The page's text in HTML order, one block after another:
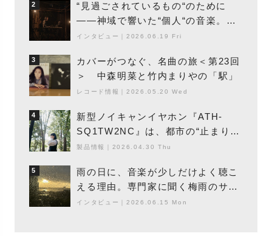
2
“見過ごされているもの“のために
――神域で響いた“個人“の音楽。冥
丁の『赤城 夜神楽』をレポート
インタビュー 2026.06.19 Fri
3
カバーがつなぐ、名曲の旅＜第23回
＞ 中森明菜と竹内まりやの「駅」
レコード情報 2026.05.20 Wed
4
新型ノイキャンイヤホン『ATH-
SQ1TW2NC』は、都市の“止まり
木”になり得るーシンガーソングライ
製品情報 2026.04.30 Thu
5
雨の日に、音楽が少しだけよく聴こ
える理由。専門家に聞く梅雨のサウ
ンドスケープ
インタビュー 2026.06.15 Mon